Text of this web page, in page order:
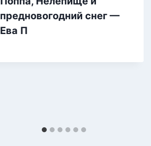
предновогодний снег —
Ева П